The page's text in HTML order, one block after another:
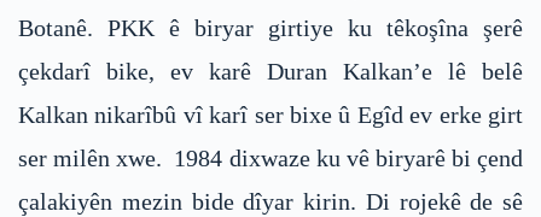
Botanê. PKK ê biryar girtiye ku têkoşîna şerê
çekdarî bike, ev karê Duran Kalkan’e lê belê
Kalkan nikarîbû vî karî ser bixe û Egîd ev erke girt
ser milên xwe. 1984 dixwaze ku vê biryarê bi çend
çalakiyên mezin bide dîyar kirin. Di rojekê de sê